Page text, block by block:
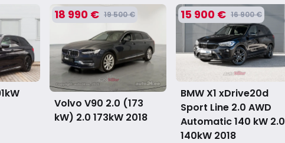
18 990 € 19 500 €
Volvo V90 2.0 (173
kW) 2.0 173kW 2018
15 900 € 16 900 €
BMW X1 xDrive20d
Sport Line 2.0 AWD
Automatic 140 kW 2.0
140kW 2018